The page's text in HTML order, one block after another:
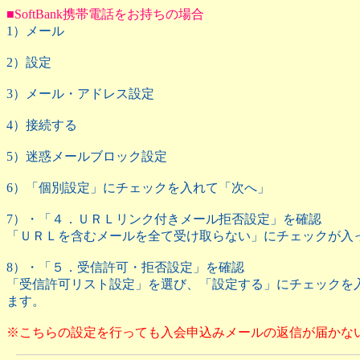
■SoftBank携帯電話をお持ちの場合
1）メール
2）設定
3）メール・アドレス設定
4）接続する
5）迷惑メールブロック設定
6）「個別設定」にチェックを入れて「次へ」
7）・「４．ＵＲＬリンク付きメール拒否設定」を確認
「ＵＲＬを含むメールを全て受け取らない」にチェックが
8）・「５．受信許可・拒否設定」を確認
「受信許可リスト設定」を選び、「設定する」にチェックを
ます。
※こちらの設定を行っても入会申込みメールの返信が届か